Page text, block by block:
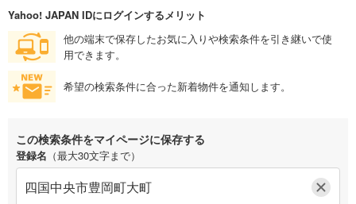
Yahoo! JAPAN IDにログインするメリット
他の端末で保存したお気に入りや検索条件を引き継いで使
用できます。
希望の検索条件に合った新着物件を通知します。
この検索条件をマイページに保存する
登録名 （最大30文字まで）